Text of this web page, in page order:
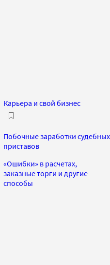
Карьера и свой бизнес
Побочные заработки судебных
приставов
«Ошибки» в расчетах,
заказные торги и другие
способы